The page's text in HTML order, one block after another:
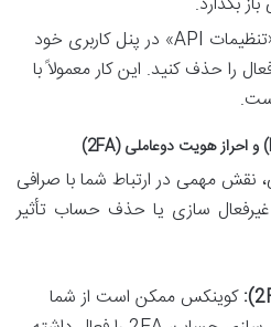
وارد بخش «تنظیمات API» در پنل کاربری خود
را حذف کنید. این کار معمولاً با
نقش مهمی در ارتباط شما با صرافی
سازی یا حذف حساب تأثیر
کوینکس ممکن است از شما